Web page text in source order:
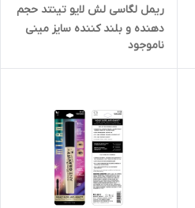
ریمل لگاسی لش لایو تینتد حجم
دهنده و بلند کننده سایز مینی
Lash Volumizing &
ناموجود